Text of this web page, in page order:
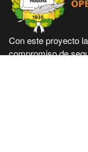
Con este proyecto
compromiso de